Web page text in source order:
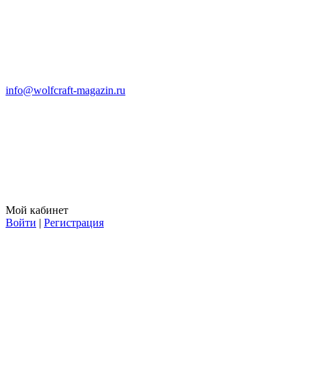
info@wolfcraft-magazin.ru
Мой кабинет
Войти | Регистрация